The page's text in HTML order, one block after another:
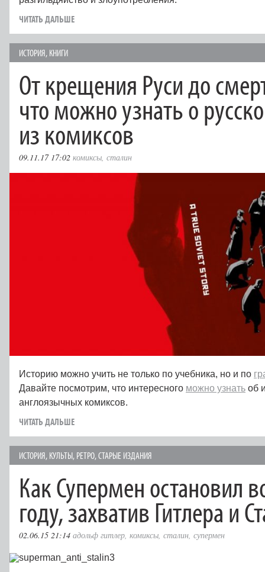
ЧИТАТЬ ДАЛЬШЕ
ИСТОРИЯ, КНИГИ
От крещения Руси до
что можно узнать о
из комиксов
09.11.17 17:02 комиксы, сталин
Историю можно учить не только по учебника, но и по
Давайте посмотрим, что интересного можно узнать об
англоязычных комиксов.
ЧИТАТЬ ДАЛЬШЕ
ИСТОРИЯ, КУЛЬТЫ, РЕТРО,СТАРЫЕ ИЗДАНИЯ
Как Супермен остановил
году, захватив Гитлера и
02.06.15 21:14 адольф гитлер, комиксы, сталин, супермен